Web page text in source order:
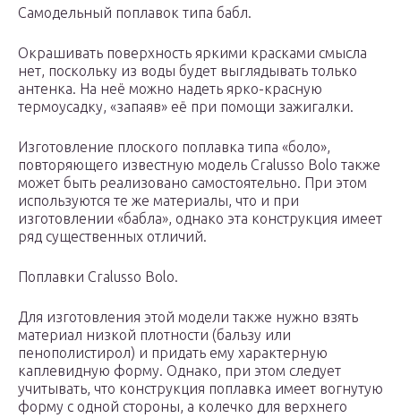
Самодельный поплавок типа бабл.
Окрашивать поверхность яркими красками смысла
нет, поскольку из воды будет выглядывать только
антенка. На неё можно надеть ярко-красную
термоусадку, «запаяв» её при помощи зажигалки.
Изготовление плоского поплавка типа «боло»,
повторяющего известную модель Cralusso Bolo также
может быть реализовано самостоятельно. При этом
используются те же материалы, что и при
изготовлении «бабла», однако эта конструкция имеет
ряд существенных отличий.
Поплавки Cralusso Bolo.
Для изготовления этой модели также нужно взять
материал низкой плотности (бальзу или
пенополистирол) и придать ему характерную
каплевидную форму. Однако, при этом следует
учитывать, что конструкция поплавка имеет вогнутую
форму с одной стороны, а колечко для верхнего